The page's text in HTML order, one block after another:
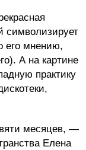
символизирует
его мнению,
А на картине
практику
месяцев, —
Елена